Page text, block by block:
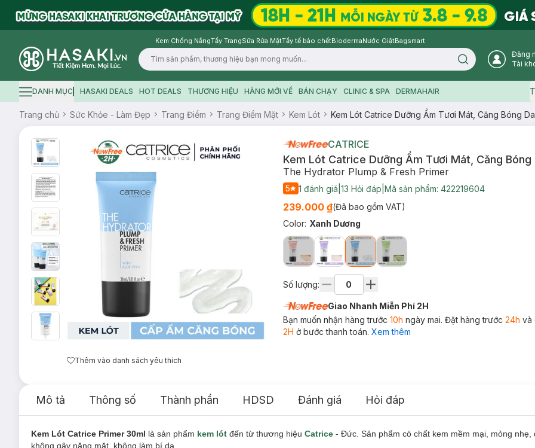
Kem Chống NắngTẩy TrangSữa Rửa MặtTẩy tế bào chếtBiodermaNước GiặtBagsmart
Logo
Search icon
Đăng
Tài
Hamburger icon
DANH MỤC HASAKI DEALS HOT DEALS THƯƠNG HIỆU HÀNG MỚI VỀ BÁN CHẠY CLINIC & SPA DERMAHAIR
Trang chủ Sức Khỏe - Làm Đẹp Trang Điểm Trang Điểm Mặt Kem Lót Kem Lót Catrice Dưỡng Ẩm Tươi Mát, Căng Bóng
Thêm vào danh sách yêu thích
CATRICE
Kem Lót Catrice Dưỡng Ẩm Tươi Mát, Căng Bóng
The Hydrator Plump & Fresh Primer
5 1 đánh giá 13 Hỏi đáp Mã sản phẩm: 422219604
239.000 ₫(Đã bao gồm VAT)
Color: Xanh Dương
Số lượng:
Giao Nhanh Miễn Phí 2H
Bạn muốn nhận hàng trước 10h ngày mai. Đặt hàng trước 24h và
2H ở bước thanh toán. Xem thêm
Mô tả Thông số Thành phần HDSD Đánh giá Hỏi đáp
Kem Lót Catrice Primer 30ml là sản phẩm kem lót đến từ thương hiệu Catrice - Đức. Sản phẩm có chất kem mềm mại, mỏng nhẹ,
không gây nặng mặt, không làm bí da.